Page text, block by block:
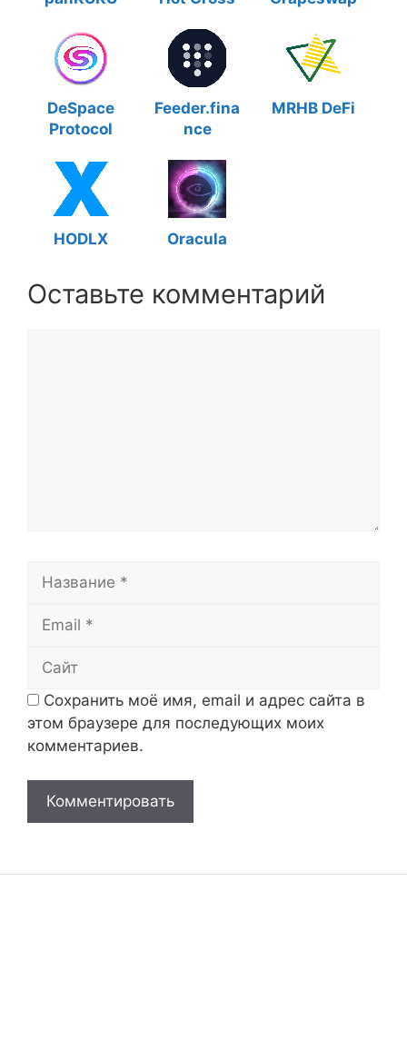
DeSpace
Protocol
Feeder.fina
nce
MRHB DeFi
HODLX Oracula
Оставьте комментарий
Сохранить моё имя, email и адрес сайта в
этом браузере для последующих моих
комментариев.